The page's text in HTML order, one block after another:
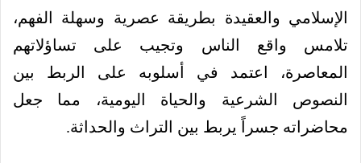
الإسلامي والعقيدة بطريقة عصرية وسهلة الفهم،
تلامس واقع الناس وتجيب على تساؤلاتهم
المعاصرة، اعتمد في أسلوبه على الربط بين
النصوص الشرعية والحياة اليومية، مما جعل
محاضراته جسراً يربط بين التراث والحداثة.